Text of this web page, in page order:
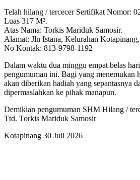
Telah hilang / tercecer Sertifikat Nomor:
Luas 317 M².
Atas Nama: Torkis Mariduk Samosir.
Alamat: Jln Istana, Kelurahan
No Kontak: 813-9798-1192
Dalam waktu dua minggu empat belas
pengumuman ini. Bagi yang menemukan
akan diberikan hadiah yang sepantasnya
dipermaslahkan ke pihak manapun.
Demikian pengumuman SHM Hilang /
Ttd. Torkis Mariduk Samosir
Kotapinang 30 Juli 2026